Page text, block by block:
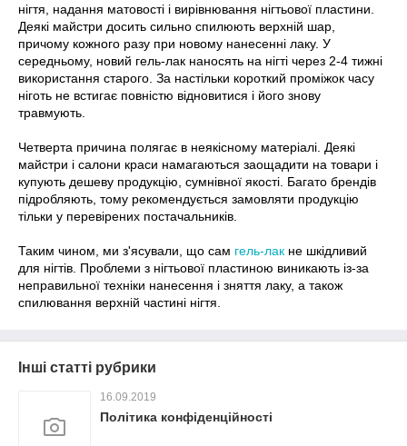
нігтя, надання матовості і вирівнювання нігтьової пластини.
Деякі майстри досить сильно спилюють верхній шар,
причому кожного разу при новому нанесенні лаку. У
середньому, новий гель-лак наносять на нігті через 2-4 тижні
використання старого. За настільки короткий проміжок часу
ніготь не встигає повністю відновитися і його знову
травмують.
Четверта причина полягає в неякісному матеріалі. Деякі
майстри і салони краси намагаються заощадити на товари і
купують дешеву продукцію, сумнівної якості. Багато брендів
підробляють, тому рекомендується замовляти продукцію
тільки у перевірених постачальників.
Таким чином, ми з'ясували, що сам гель-лак не шкідливий
для нігтів. Проблеми з нігтьової пластиною виникають із-за
неправильної техніки нанесення і зняття лаку, а також
спилювання верхній частині нігтя.
Інші статті рубрики
16.09.2019
Політика конфіденційності